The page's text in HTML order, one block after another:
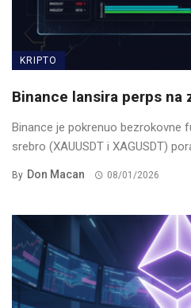
KRIPTO
Binance lansira perps na
Binance je pokrenuo bezrokovne
srebro (XAUUSDT i XAGUSDT)
By Don Macan 08/01/2026